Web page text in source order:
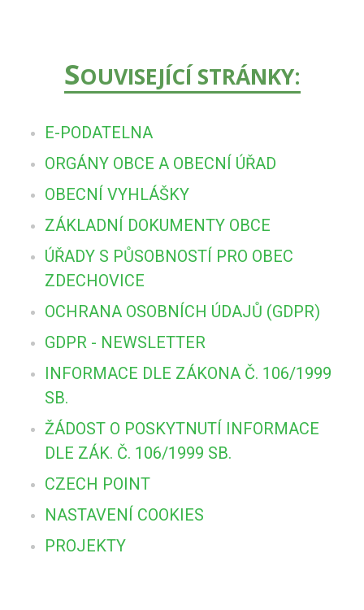
SOUVISEJÍCÍ STRÁNKY:
E-PODATELNA
ORGÁNY OBCE A OBECNÍ ÚŘAD
OBECNÍ VYHLÁŠKY
ZÁKLADNÍ DOKUMENTY OBCE
ÚŘADY S PŮSOBNOSTÍ PRO OBEC
ZDECHOVICE
OCHRANA OSOBNÍCH ÚDAJŮ (GDPR)
GDPR - NEWSLETTER
INFORMACE DLE ZÁKONA Č. 106/1999
SB.
ŽÁDOST O POSKYTNUTÍ INFORMACE
DLE ZÁK. Č. 106/1999 SB.
CZECH POINT
NASTAVENÍ COOKIES
PROJEKTY